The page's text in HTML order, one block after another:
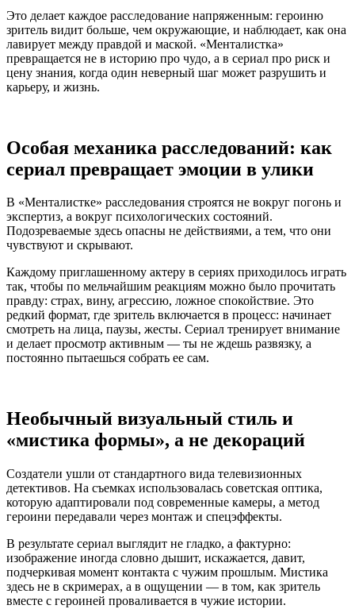
Это делает каждое расследование напряженным: героиню
зритель видит больше, чем окружающие, и наблюдает, как она
лавирует между правдой и маской. «Менталистка»
превращается не в историю про чудо, а в сериал про риск и
цену знания, когда один неверный шаг может разрушить и
карьеру, и жизнь.
Особая механика расследований: как
сериал превращает эмоции в улики
В «Менталистке» расследования строятся не вокруг погонь и
экспертиз, а вокруг психологических состояний.
Подозреваемые здесь опасны не действиями, а тем, что они
чувствуют и скрывают.
Каждому приглашенному актеру в сериях приходилось играть
так, чтобы по мельчайшим реакциям можно было прочитать
правду: страх, вину, агрессию, ложное спокойствие. Это
редкий формат, где зритель включается в процесс: начинает
смотреть на лица, паузы, жесты. Сериал тренирует внимание
и делает просмотр активным — ты не ждешь развязку, а
постоянно пытаешься собрать ее сам.
Необычный визуальный стиль и
«мистика формы», а не декораций
Создатели ушли от стандартного вида телевизионных
детективов. На съемках использовалась советская оптика,
которую адаптировали под современные камеры, а метод
героини передавали через монтаж и спецэффекты.
В результате сериал выглядит не гладко, а фактурно:
изображение иногда словно дышит, искажается, давит,
подчеркивая момент контакта с чужим прошлым. Мистика
здесь не в скримерах, а в ощущении — в том, как зритель
вместе с героиней проваливается в чужие истории.